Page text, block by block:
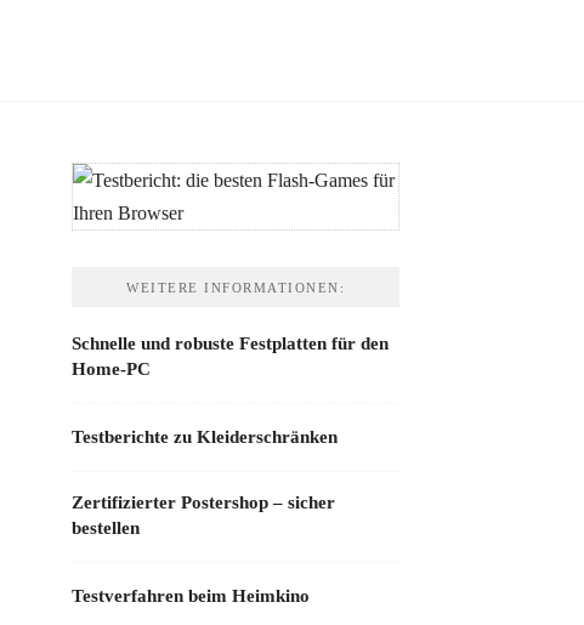
WEITERE INFORMATIONEN:
Schnelle und robuste Festplatten für den
Home-PC
Testberichte zu Kleiderschränken
Zertifizierter Postershop – sicher
bestellen
Testverfahren beim Heimkino